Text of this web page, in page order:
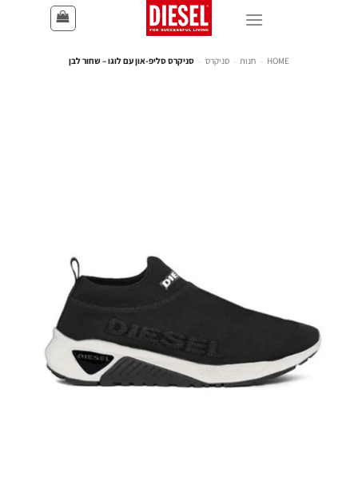
HOME
- חנות - סניקרס - סניקרס סליפ-און עם לוגו – שחור לבן